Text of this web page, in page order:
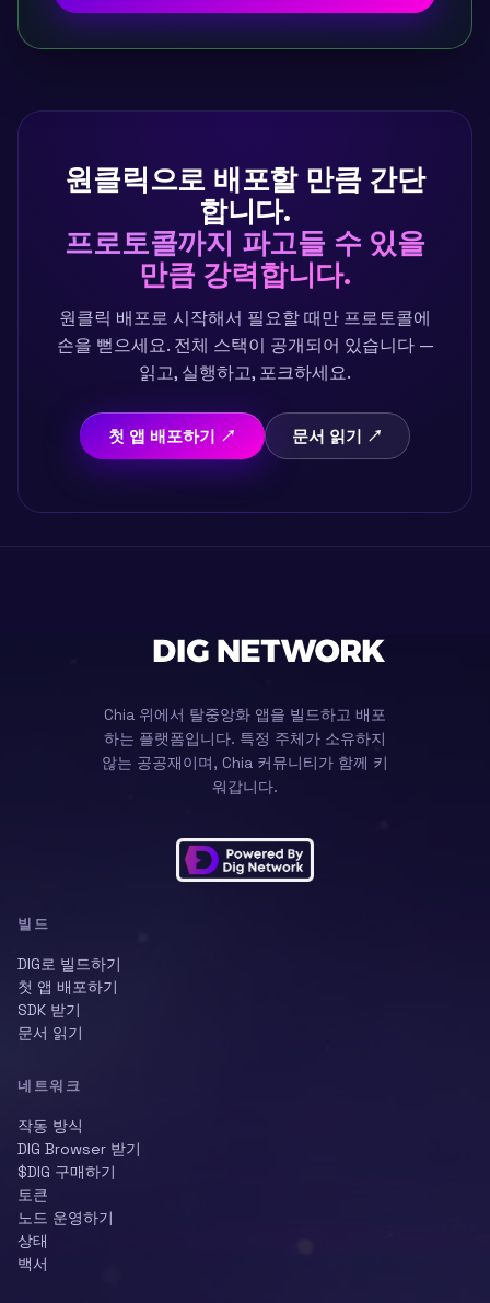
원클릭으로 배포할 만큼 간단
합니다.
프로토콜까지 파고들 수 있을
만큼 강력합니다.
원클릭 배포로 시작해서 필요할 때만 프로토콜에
손을 뻗으세요. 전체 스택이 공개되어 있습니다 —
읽고, 실행하고, 포크하세요.
첫 앱 배포하기 ↗ 문서 읽기 ↗
Chia 위에서 탈중앙화 앱을 빌드하고 배포
하는 플랫폼입니다. 특정 주체가 소유하지
않는 공공재이며, Chia 커뮤니티가 함께 키
워갑니다.
빌드
DIG로 빌드하기
첫 앱 배포하기
SDK 받기
문서 읽기
네트워크
작동 방식
DIG Browser 받기
$DIG 구매하기
토큰
노드 운영하기
상태
백서